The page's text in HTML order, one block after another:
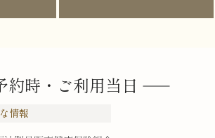
約時・ご利用当日
情報